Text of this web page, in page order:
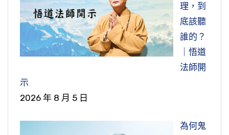
理，到
底該聽
誰的？
｜悟道
法師開
示
2026 年 8 月 5 日
為何鬼